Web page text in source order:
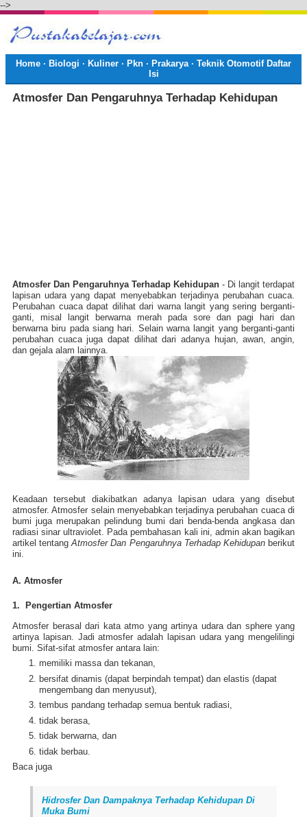
-->
Home · Biologi · Kuliner · Pkn · Prakarya· Teknik Otomotif Daftar
Isi
Atmosfer Dan Pengaruhnya Terhadap Kehidupan
Atmosfer Dan Pengaruhnya Terhadap Kehidupan - Di langit terdapat
lapisan udara yang dapat menyebabkan terjadinya perubahan cuaca.
Perubahan cuaca dapat dilihat dari warna langit yang sering berganti-
ganti, misal langit berwarna merah pada sore dan pagi hari dan
berwarna biru pada siang hari. Selain warna langit yang berganti-ganti
perubahan cuaca juga dapat dilihat dari adanya hujan, awan, angin,
dan gejala alam lainnya.
Keadaan tersebut diakibatkan adanya lapisan udara yang disebut
atmosfer. Atmosfer selain menyebabkan terjadinya perubahan cuaca di
bumi juga merupakan pelindung bumi dari benda-benda angkasa dan
radiasi sinar ultraviolet. Pada pembahasan kali ini, admin akan bagikan
artikel tentangAtmosfer Dan Pengaruhnya Terhadap Kehidupanberikut
ini.
A. Atmosfer
1. Pengertian Atmosfer
Atmosfer berasal dari kata atmo yang artinya udara dan sphere yang
artinya lapisan. Jadi atmosfer adalah lapisan udara yang mengelilingi
bumi. Sifat-sifat atmosfer antara lain:
memiliki massa dan tekanan,
bersifat dinamis (dapat berpindah tempat) dan elastis (dapat
mengembang dan menyusut),
tembus pandang terhadap semua bentuk radiasi,
tidak berasa,
tidak berwarna, dan
tidak berbau.
Baca juga
Hidrosfer Dan Dampaknya Terhadap Kehidupan Di
Muka Bumi